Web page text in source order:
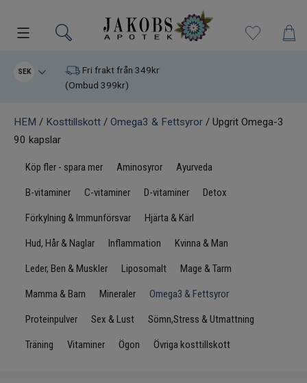
Kampanjer
Varumärken
Kosttillskott
Hudvård
Infrarött Ljus
Vattenrening & Övrigt
SEK
Fri frakt från 349kr
(Ombud 399kr)
HEM / Kosttillskott / Omega3 & Fettsyror / Upgrit Omega-3
90 kapslar
Köp fler - spara mer Aminosyror Ayurveda
B-vitaminer C-vitaminer D-vitaminer Detox
Förkylning & Immunförsvar Hjärta & Kärl
Hud, Hår & Naglar Inflammation Kvinna & Man
Leder, Ben & Muskler Liposomalt Mage & Tarm
Mamma & Barn Mineraler Omega3 & Fettsyror
Proteinpulver Sex & Lust Sömn,Stress & Utmattning
Träning Vitaminer Ögon Övriga kosttillskott